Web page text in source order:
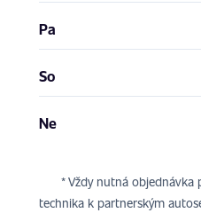
Pa
So
Ne
* Vždy nutná objednávka
technika k partnerským